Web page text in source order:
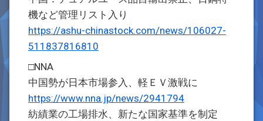
機など管理リスト入り
https://ashu-chinastock.com/news/106027-
511837816810
□NNA
中国勢が日本市場参入、軽ＥＶ激戦に
https://www.nna.jp/news/2941794
紡績業の工場排水、新たな国家基準を制定